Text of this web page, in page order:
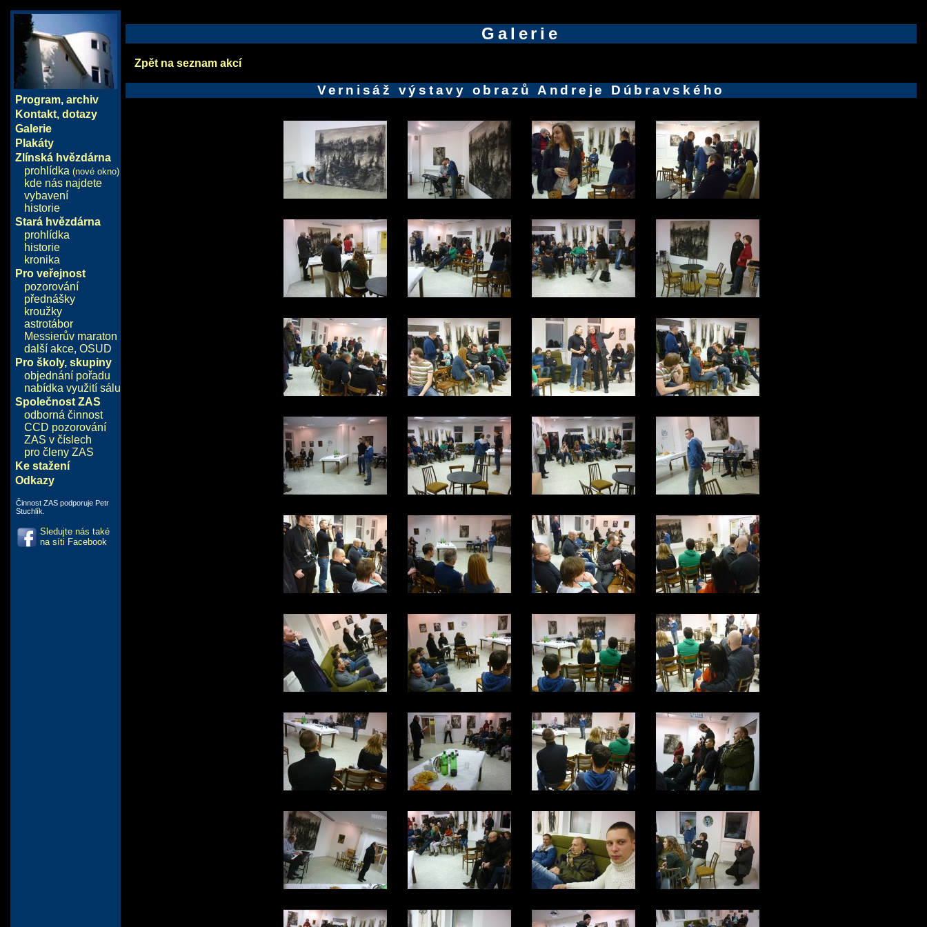
Program, archiv
Kontakt, dotazy
Galerie
Plakáty
Zlínská hvězdárna
prohlídka (nové okno)
kde nás najdete
vybavení
historie
Stará hvězdárna
prohlídka
historie
kronika
Pro veřejnost
pozorování
přednášky
kroužky
astrotábor
Messierův maraton
další akce, OSUD
Pro školy, skupiny
objednání pořadu
nabídka využití sálu
Společnost ZAS
odborná činnost
CCD pozorování
ZAS v číslech
pro členy ZAS
Ke stažení
Odkazy
Činnost ZAS podporuje Petr
Stuchlík.
Sledujte nás také
na síti Facebook
Galerie
Zpět na seznam akcí
Vernisáž výstavy obrazů Andreje Dúbravského